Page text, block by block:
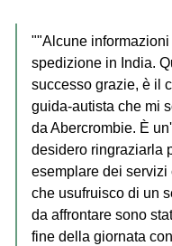
""Alcune
spedizione in India.
successo grazie, è il
guida-autista che mi
da Abercrombie. È
desidero ringraziarla
esemplare dei servizi
che usufruisco di un
da affrontare sono
fine della giornata